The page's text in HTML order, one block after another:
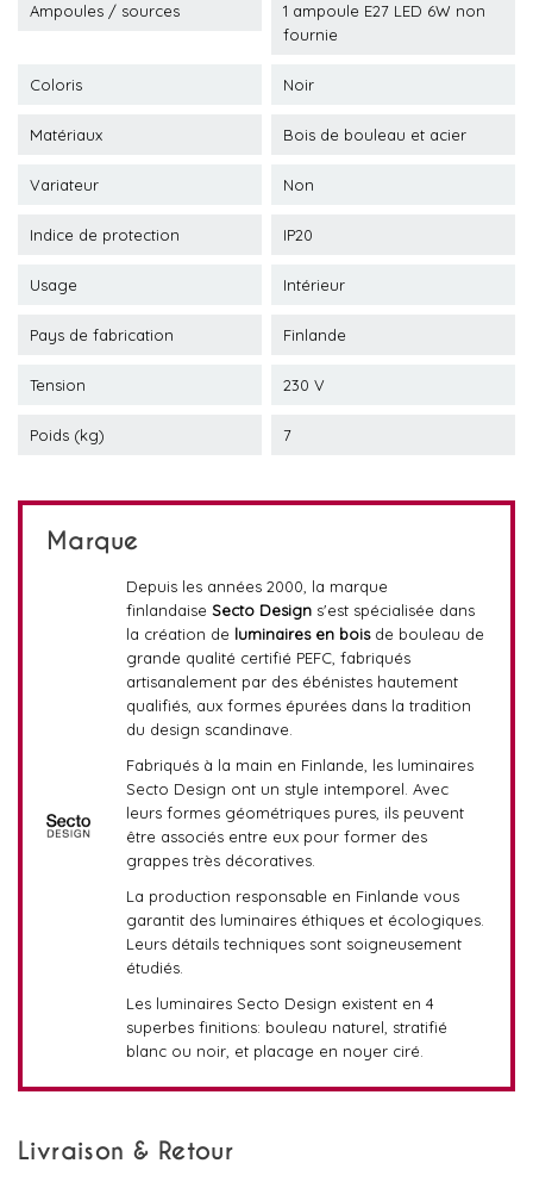
Ampoules / sources
1 ampoule E27 LED 6W non
fournie
Coloris Noir
Matériaux Bois de bouleau et acier
Variateur Non
Indice de protection IP20
Usage Intérieur
Pays de fabrication Finlande
Tension 230 V
Poids (kg) 7
Marque
Depuis les années 2000, la marque
finlandaise Secto Designs'est spécialisée dans
la création de luminaires en boisde bouleau de
grande qualité certifié PEFC, fabriqués
artisanalement par des ébénistes hautement
qualifiés, aux formes épurées dans la tradition
du design scandinave.
Fabriqués à la main en Finlande, les luminaires
Secto Design ont un style intemporel. Avec
leurs formes géométriques pures, ils peuvent
être associés entre eux pour former des
grappes très décoratives.
La production responsable en Finlande vous
garantit des luminaires éthiques et écologiques.
Leurs détails techniques sont soigneusement
étudiés.
Les luminaires Secto Design existent en 4
superbes finitions: bouleau naturel, stratifié
blanc ou noir, et placage en noyer ciré.
Livraison & Retour